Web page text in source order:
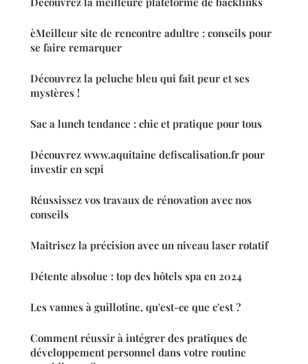
èMeilleur site de rencontre adultre : conseils pour
se faire remarquer
Découvrez la peluche bleu qui fait peur et ses
mystères !
Sac a lunch tendance : chic et pratique pour tous
Découvrez www.aquitaine defiscalisation.fr pour
investir en scpi
Réussissez vos travaux de rénovation avec nos
conseils
Maîtrisez la précision avec un niveau laser rotatif
Détente absolue : top des hôtels spa en 2024
Les vannes à guillotine, qu'est-ce que c'est ?
Comment réussir à intégrer des pratiques de
développement personnel dans votre routine